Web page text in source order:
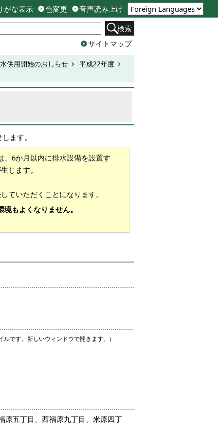
がな表示 色変更 音声読み上げ
検索
サイトマップ
供用開始のおしらせ
平成22年度
ます。
6か月以内に排水設備を設置す
じます。
ていただくことになります。
もよくなりません。
ルです。新しいウィンドウで開きます。）
原五丁目、西福原九丁目、米原四丁